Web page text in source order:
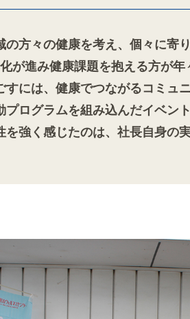
方々の健康を考え、個々に寄
が進み健康課題を抱える方が年
には、健康でつながるコミュ
ログラムを組み込んだイベン
強く感じたのは、社長自身の